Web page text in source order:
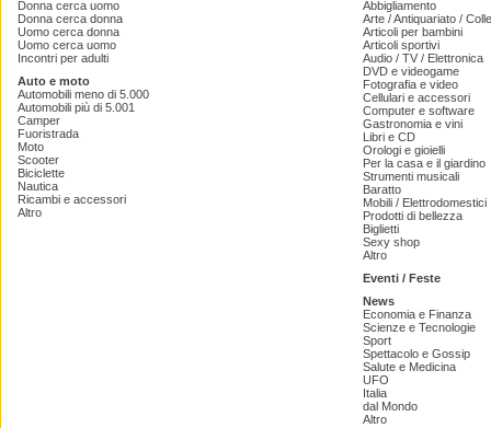
Donna cerca uomo
Donna cerca donna
Uomo cerca donna
Uomo cerca uomo
Incontri per adulti
Auto e moto
Automobili meno di 5.000
Automobili più di 5.001
Camper
Fuoristrada
Moto
Scooter
Biciclette
Nautica
Ricambi e accessori
Altro
Abbigliamento
Arte / Antiquariato /
Articoli per bambini
Articoli sportivi
Audio / TV / Elettronica
DVD e videogame
Fotografia e video
Cellulari e accessori
Computer e software
Gastronomia e vini
Libri e CD
Orologi e gioielli
Per la casa e il giardino
Strumenti musicali
Baratto
Mobili / Elettrodomestici
Prodotti di bellezza
Biglietti
Sexy shop
Altro
Eventi / Feste
News
Economia e Finanza
Scienze e Tecnologie
Sport
Spettacolo e Gossip
Salute e Medicina
UFO
Italia
dal Mondo
Altro